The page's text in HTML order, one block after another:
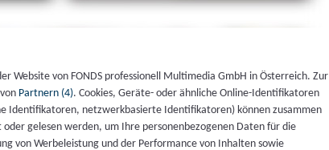
Website von FONDS professionell Multimedia GmbH in Österreich. Zur
Partnern (4). Cookies, Geräte- oder ähnliche Online-Identifikatoren
Identifikatoren, netzwerkbasierte Identifikatoren) können zusammen
gelesen werden, um Ihre personenbezogenen Daten für die
von Werbeleistung und der Performance von Inhalten sowie